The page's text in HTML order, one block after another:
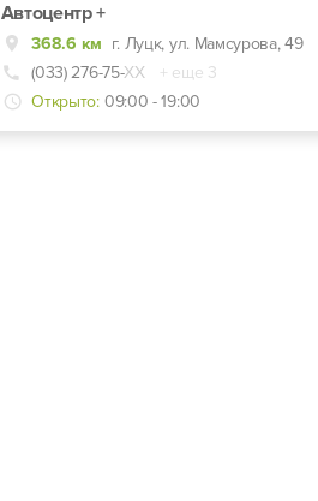
Автоцентр +
368.6 км г. Луцк, ул. Мамсурова, 49
(033) 276-75-ХХ
+ еще 3
Открыто: 09:00 - 19:00